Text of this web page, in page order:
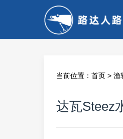
当前位置： 首页 > 渔
达瓦Steez